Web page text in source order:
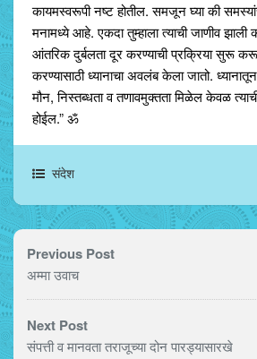
कायमस्वरूपी नष्ट होतील. समजून घ्या की
मनामध्ये आहे. एकदा तुम्हाला त्याची जाणीव झाली
आंतरिक दुर्बलता दूर करण्याची प्रक्रिया सुरू
करण्यासाठी ध्यानाचा अवलंब केला जातो.
मौन, निस्तब्धता व तणावमुक्तता मिळेल केवळ
होईल.” ॐ
संदेश
Previous Post
अम्मा उवाच
Next Post
संपत्ती व मानवता तराजूच्या दोन पारड्यासारखे